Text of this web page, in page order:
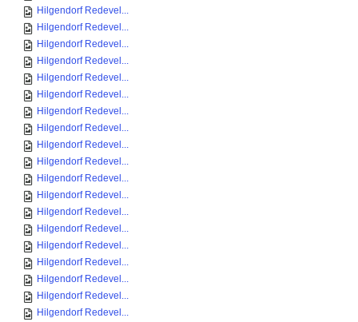
Hilgendorf Redevel...
Hilgendorf Redevel...
Hilgendorf Redevel...
Hilgendorf Redevel...
Hilgendorf Redevel...
Hilgendorf Redevel...
Hilgendorf Redevel...
Hilgendorf Redevel...
Hilgendorf Redevel...
Hilgendorf Redevel...
Hilgendorf Redevel...
Hilgendorf Redevel...
Hilgendorf Redevel...
Hilgendorf Redevel...
Hilgendorf Redevel...
Hilgendorf Redevel...
Hilgendorf Redevel...
Hilgendorf Redevel...
Hilgendorf Redevel...